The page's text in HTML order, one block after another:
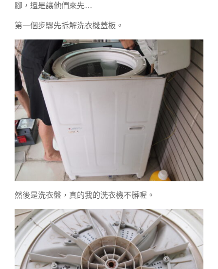
腳，還是讓他們來先…
第一個步驟先拆解洗衣機蓋板。
然後是洗衣盤，真的我的洗衣機不髒喔。